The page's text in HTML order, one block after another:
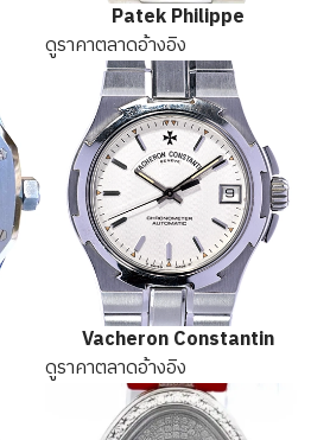
Patek Philippe
ดูราคาตลาดอ้างอิง
Vacheron Constantin
ดูราคาตลาดอ้างอิง